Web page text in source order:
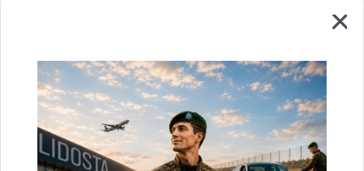
Drukāt lapu
Dalīties